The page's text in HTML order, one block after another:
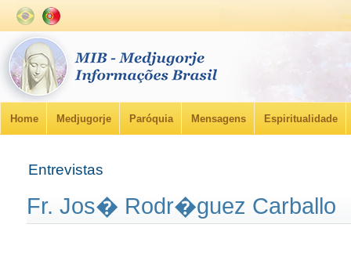
Home Medjugorje Paróquia Mensagens Espiritualidade
Entrevistas
Fr. Jos� Rodr�guez Carballo